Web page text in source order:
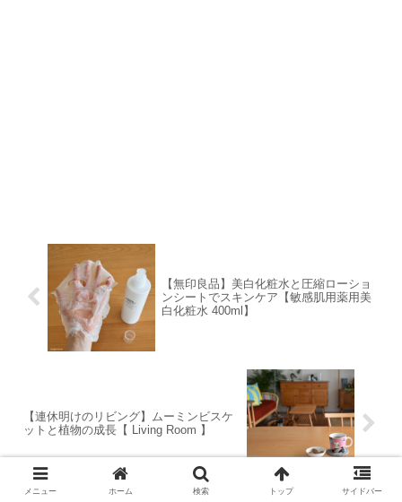
【無印良品】美白化粧水と圧縮ローショ
ンシートでスキンケア【敏感肌用薬用美
白化粧水 400ml】
【連休明けのリビング】ムーミンビスケ
ットと植物の成長【 Living Room 】
メニュー ホーム 検索 トップ サイドバー